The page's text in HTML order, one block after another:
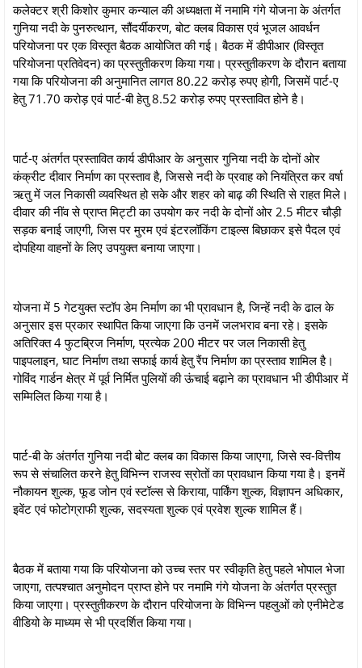
कलेक्‍टर श्री किशोर कुमार कन्‍याल की अध्यक्षता में नमामि गंगे योजना के अंतर्गत
गुनिया नदी के पुनरुत्थान, सौंदर्यीकरण, बोट क्लब विकास एवं भूजल आवर्धन
परियोजना पर एक विस्तृत बैठक आयोजित की गई। बैठक में डीपीआर (विस्तृत
परियोजना प्रतिवेदन) का प्रस्तुतीकरण किया गया। प्रस्तुतीकरण के दौरान बताया
गया कि परियोजना की अनुमानित लागत 80.22 करोड़ रुपए होगी, जिसमें पार्ट-ए
हेतु 71.70 करोड़ एवं पार्ट-बी हेतु 8.52 करोड़ रुपए प्रस्तावित होने है।
पार्ट-ए अंतर्गत प्रस्तावित कार्य डीपीआर के अनुसार गुनिया नदी के दोनों ओर
कंक्रीट दीवार निर्माण का प्रस्ताव है, जिससे नदी के प्रवाह को नियंत्रित कर वर्षा
ऋतु में जल निकासी व्यवस्थित हो सके और शहर को बाढ़ की स्थिति से राहत मिले।
दीवार की नींव से प्राप्त मिट्टी का उपयोग कर नदी के दोनों ओर 2.5 मीटर चौड़ी
सड़क बनाई जाएगी, जिस पर मुरम एवं इंटरलॉकिंग टाइल्स बिछाकर इसे पैदल एवं
दोपहिया वाहनों के लिए उपयुक्त बनाया जाएगा।
योजना में 5 गेटयुक्त स्टॉप डेम निर्माण का भी प्रावधान है, जिन्हें नदी के ढाल के
अनुसार इस प्रकार स्थापित किया जाएगा कि उनमें जलभराव बना रहे। इसके
अतिरिक्त 4 फुटब्रिज निर्माण, प्रत्येक 200 मीटर पर जल निकासी हेतु
पाइपलाइन, घाट निर्माण तथा सफाई कार्य हेतु रैंप निर्माण का प्रस्ताव शामिल है।
गोविंद गार्डन क्षेत्र में पूर्व निर्मित पुलियों की ऊंचाई बढ़ाने का प्रावधान भी डीपीआर में
सम्मिलित किया गया है।
पार्ट-बी के अंतर्गत गुनिया नदी बोट क्लब का विकास किया जाएगा, जिसे स्व-वित्तीय
रूप से संचालित करने हेतु विभिन्न राजस्व स्रोतों का प्रावधान किया गया है। इनमें
नौकायन शुल्क, फूड जोन एवं स्टॉल्स से किराया, पार्किंग शुल्क, विज्ञापन अधिकार,
इवेंट एवं फोटोग्राफी शुल्क, सदस्यता शुल्क एवं प्रवेश शुल्क शामिल हैं।
बैठक में बताया गया कि परियोजना को उच्च स्तर पर स्वीकृति हेतु पहले भोपाल भेजा
जाएगा, तत्पश्चात अनुमोदन प्राप्त होने पर नमामि गंगे योजना के अंतर्गत प्रस्तुत
किया जाएगा। प्रस्तुतीकरण के दौरान परियोजना के विभिन्न पहलुओं को एनीमेटेड
वीडियो के माध्यम से भी प्रदर्शित किया गया।